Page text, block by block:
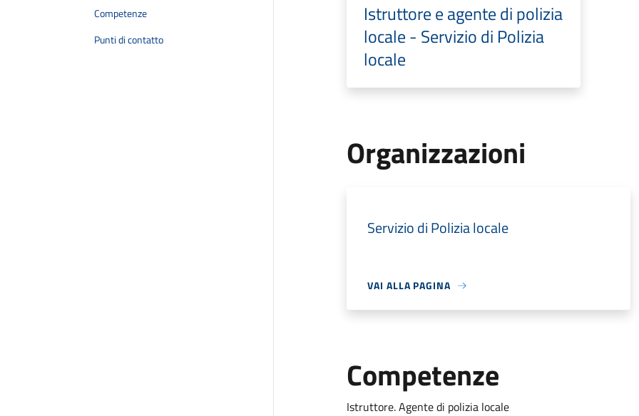
Competenze
Punti di contatto
Istruttore e agente di polizia
locale - Servizio di Polizia
locale
Organizzazioni
Servizio di Polizia locale
VAI ALLA PAGINA
Competenze
Istruttore. Agente di polizia locale